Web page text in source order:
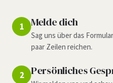
1 Melde dich
Sag uns über das
paar Zeilen reichen.
2 Persönliches